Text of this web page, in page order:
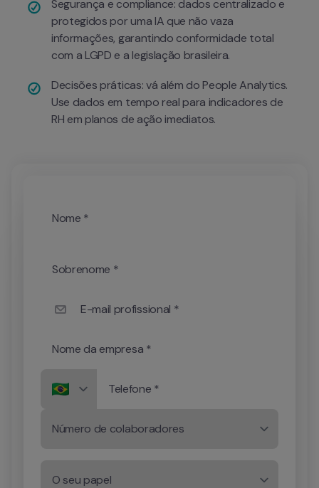
Segurança e compliance: dados centralizado e
protegidos por uma IA que não vaza
informações, garantindo conformidade total
com a LGPD e a legislação brasileira.
Decisões práticas: vá além do People Analytics.
Use dados em tempo real para indicadores de
RH em planos de ação imediatos.
Nome *
Sobrenome *
E-mail profissional *
Nome da empresa *
Telefone *
Número de colaboradores
O seu papel